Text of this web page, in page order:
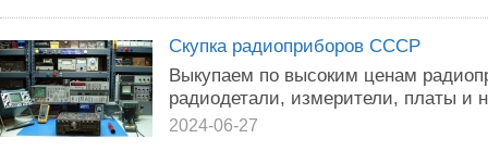
Скупка радиоприборов СССР
Выкупаем по высоким ценам
радиодетали, измерители, платы и
2024-06-27